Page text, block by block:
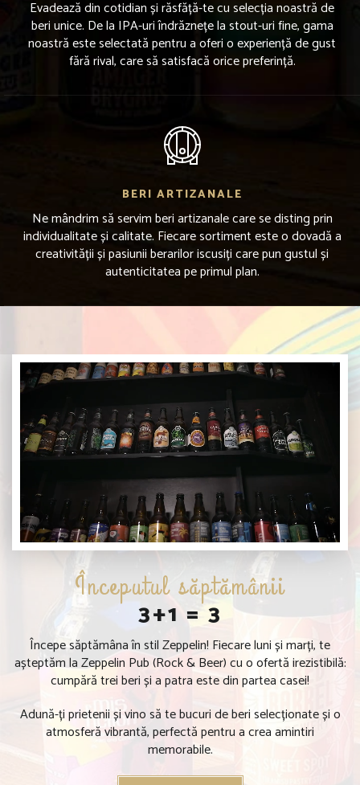
Evadează din cotidian și răsfăță-te cu selecția noastră de
beri unice. De la IPA-uri îndrăznețe la stout-uri fine, gama
noastră este selectată pentru a oferi o experiență de gust
fără rival, care să satisfacă orice preferință.
BERI ARTIZANALE
Ne mândrim să servim beri artizanale care se disting prin
individualitate și calitate. Fiecare sortiment este o dovadă a
creativității și pasiunii berarilor iscusiți care pun gustul și
autenticitatea pe primul plan.
Începutul săptămânii
3+1 = 3
Începe săptămâna în stil Zeppelin! Fiecare luni și marți, te
așteptăm la Zeppelin Pub (Rock & Beer) cu o ofertă irezistibilă:
cumpără trei beri și a patra este din partea casei!
Adună-ți prietenii și vino să te bucuri de beri selecționate și o
atmosferă vibrantă, perfectă pentru a crea amintiri
memorabile.